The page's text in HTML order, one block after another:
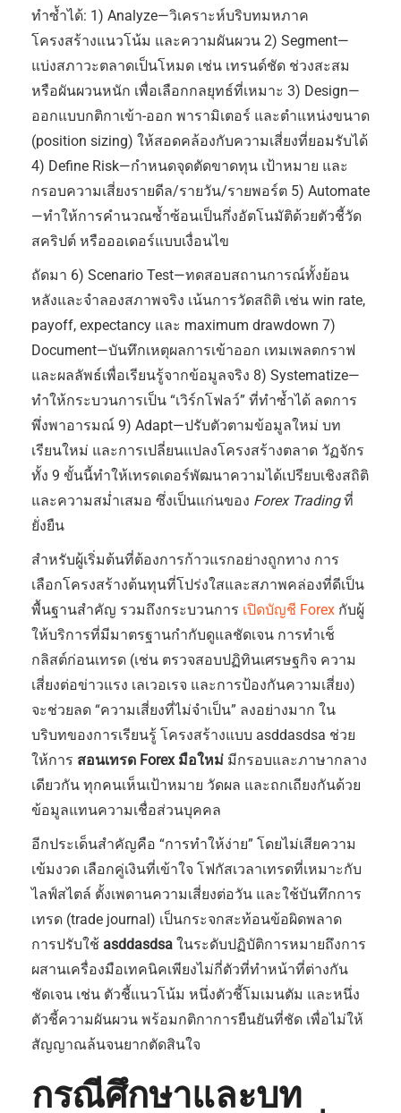
ทำซ้ำได้: 1) Analyze—วิเคราะห์บริบทมหภาค
โครงสร้างแนวโน้ม และความผันผวน 2) Segment—
แบ่งสภาวะตลาดเป็นโหมด เช่น เทรนด์ชัด ช่วงสะสม
หรือผันผวนหนัก เพื่อเลือกกลยุทธ์ที่เหมาะ 3) Design—
ออกแบบกติกาเข้า-ออก พารามิเตอร์ และตำแหน่งขนาด
(position sizing) ให้สอดคล้องกับความเสี่ยงที่ยอมรับได้
4) Define Risk—กำหนดจุดตัดขาดทุน เป้าหมาย และ
กรอบความเสี่ยงรายดีล/รายวัน/รายพอร์ต 5) Automate
—ทำให้การคำนวณซ้ำซ้อนเป็นกึ่งอัตโนมัติด้วยตัวชี้วัด
สคริปต์ หรือออเดอร์แบบเงื่อนไข
ถัดมา 6) Scenario Test—ทดสอบสถานการณ์ทั้งย้อน
หลังและจำลองสภาพจริง เน้นการวัดสถิติ เช่น win rate,
payoff, expectancy และ maximum drawdown 7)
Document—บันทึกเหตุผลการเข้าออก เทมเพลตกราฟ
และผลลัพธ์เพื่อเรียนรู้จากข้อมูลจริง 8) Systematize—
ทำให้กระบวนการเป็น “เวิร์กโฟลว์” ที่ทำซ้ำได้ ลดการ
พึ่งพาอารมณ์ 9) Adapt—ปรับตัวตามข้อมูลใหม่ บท
เรียนใหม่ และการเปลี่ยนแปลงโครงสร้างตลาด วัฏจักร
ทั้ง 9 ขั้นนี้ทำให้เทรดเดอร์พัฒนาความได้เปรียบเชิงสถิติ
และความสม่ำเสมอ ซึ่งเป็นแก่นของ Forex Tradingที่
ยั่งยืน
สำหรับผู้เริ่มต้นที่ต้องการก้าวแรกอย่างถูกทาง การ
เลือกโครงสร้างต้นทุนที่โปร่งใสและสภาพคล่องที่ดีเป็น
พื้นฐานสำคัญ รวมถึงกระบวนการ เปิดบัญชี Forex กับผู้
ให้บริการที่มีมาตรฐานกำกับดูแลชัดเจน การทำเช็
กลิสต์ก่อนเทรด (เช่น ตรวจสอบปฏิทินเศรษฐกิจ ความ
เสี่ยงต่อข่าวแรง เลเวอเรจ และการป้องกันความเสี่ยง)
จะช่วยลด “ความเสี่ยงที่ไม่จำเป็น” ลงอย่างมาก ใน
บริบทของการเรียนรู้ โครงสร้างแบบ asddasdsa ช่วย
ให้การ สอนเทรด Forex มือใหม่ มีกรอบและภาษากลาง
เดียวกัน ทุกคนเห็นเป้าหมาย วัดผล และถกเถียงกันด้วย
ข้อมูลแทนความเชื่อส่วนบุคคล
อีกประเด็นสำคัญคือ “การทำให้ง่าย” โดยไม่เสียความ
เข้มงวด เลือกคู่เงินที่เข้าใจ โฟกัสเวลาเทรดที่เหมาะกับ
ไลฟ์สไตล์ ตั้งเพดานความเสี่ยงต่อวัน และใช้บันทึกการ
เทรด (trade journal) เป็นกระจกสะท้อนข้อผิดพลาด
การปรับใช้ asddasdsa ในระดับปฏิบัติการหมายถึงการ
ผสานเครื่องมือเทคนิคเพียงไม่กี่ตัวที่ทำหน้าที่ต่างกัน
ชัดเจน เช่น ตัวชี้แนวโน้ม หนึ่งตัวชี้โมเมนตัม และหนึ่ง
ตัวชี้ความผันผวน พร้อมกติกาการยืนยันที่ชัด เพื่อไม่ให้
สัญญาณล้นจนยากตัดสินใจ
กรณีศึกษาและบท